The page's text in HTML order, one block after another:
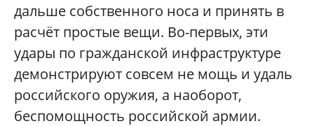
дальше собственного носа и принять в
расчёт простые вещи. Во-первых, эти
удары по гражданской инфраструктуре
демонстрируют совсем не мощь и удаль
российского оружия, а наоборот,
беспомощность российской армии.